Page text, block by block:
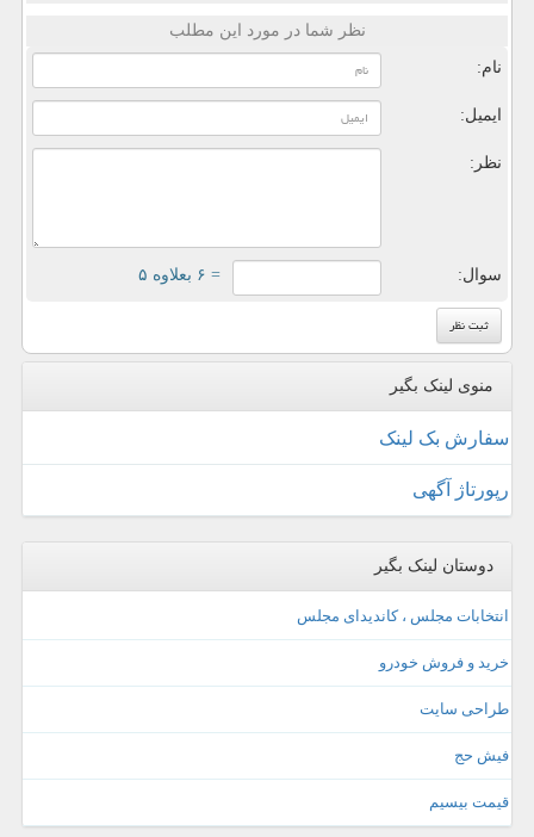
نظر شما در مورد این مطلب
نام:
ایمیل:
نظر:
سوال: = ۶ بعلاوه ۵
منوی لینک بگیر
سفارش بک لینک
رپورتاژ آگهی
دوستان لینک بگیر
انتخابات مجلس ، کاندیدای مجلس
خرید و فروش خودرو
طراحی سایت
فیش حج
قیمت بیسیم